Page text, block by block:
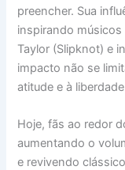
preencher. Sua
inspirando
Taylor (Slipknot) e
impacto não se
atitude e à
Hoje, fãs ao redor
aumentando o
e revivendo